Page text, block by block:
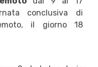
conclusiva di
il giorno 18